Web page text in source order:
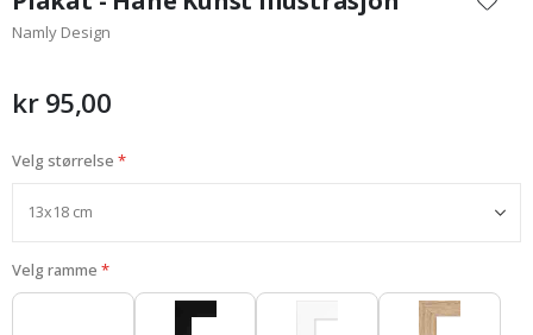
begynnelsen
av
Namly Design
kr 95,00
Velg størrelse
Velg ramme